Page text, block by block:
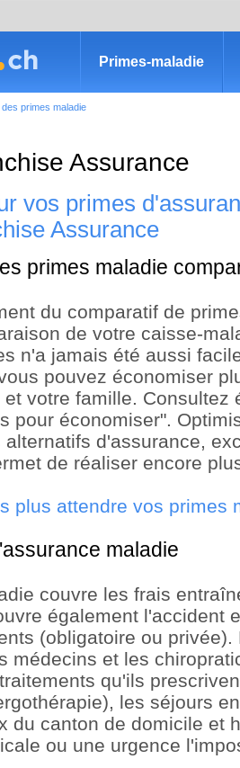
Primes-maladie
primes maladie
Assurance
vos primes
Assurance
primes maladie
du comparatif de
de votre caisse-
n'a jamais été aussi
pouvez économiser
votre famille. Consultez
pour économiser".
alternatifs d'assurance,
de réaliser encore
plus attendre vos primes
maladie
couvre les frais
également l'accident
(obligatoire ou
médecins et les
qu'ils
les séjours
du canton de domicile et
ou une urgence